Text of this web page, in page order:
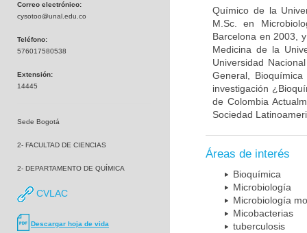
Correo electrónico:
cysotoo@unal.edu.co
Teléfono:
576017580538
Extensión:
14445
Sede Bogotá
2- FACULTAD DE CIENCIAS
2- DEPARTAMENTO DE QUÍMICA
CVLAC
Descargar hoja de vida
Químico de la
M.Sc. en
Barcelona en 2003,
Medicina de la
Universidad
General,
investigación
de Colombia
Sociedad
Áreas de interés
Bioquímica
Microbiología
Microbiología
Micobacterias
tuberculosis